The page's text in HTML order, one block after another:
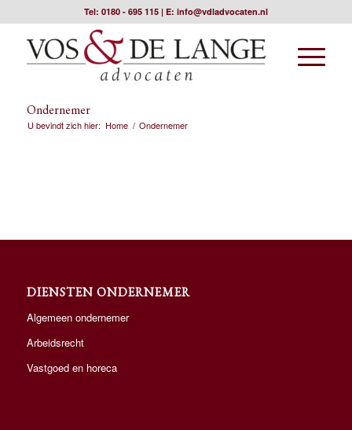
Tel: 0180 - 695 115| E: info@vdladvocaten.nl
Ondernemer
U bevindt zich hier: Home / Ondernemer
DIENSTEN ONDERNEMER
Algemeen ondernemer
Arbeidsrecht
Vastgoed en horeca